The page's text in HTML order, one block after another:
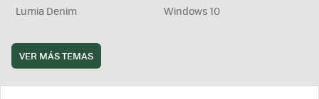
Lumia Denim
Windows 10
VER MÁS TEMAS